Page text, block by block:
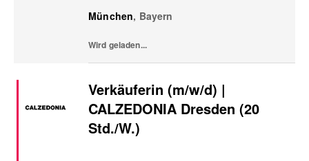
Personaleinsatzplanung und eine
60%...
München, Bayern
Wird geladen...
Verkäuferin (m/w/d) |
CALZEDONIA Dresden (20
Std./W.)